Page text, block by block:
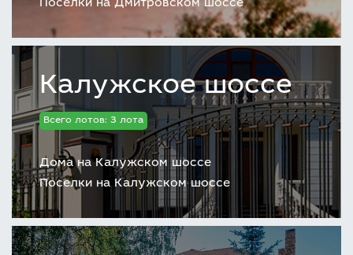
Поселки на Дмитровском шоссе
Калужское шоссе
Всего лотов: 3 лота
Дома на Калужском шоссе
Поселки на Калужском шоссе